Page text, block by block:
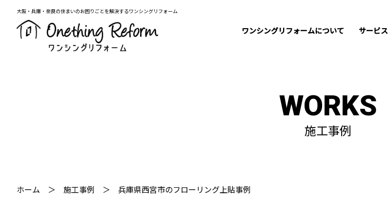
大阪・兵庫・奈良の住まいのお困りごとを解決するワンシングリフォーム
ワンシングリフォームについて サービス
WORKS
施工事例
ホーム 施工事例 兵庫県西宮市のフローリング上貼事例